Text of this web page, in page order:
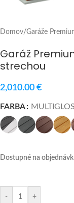
Domov/Garáže
Garáž
strechou
2,010.00 €
FARBA
Dostupné na
- +